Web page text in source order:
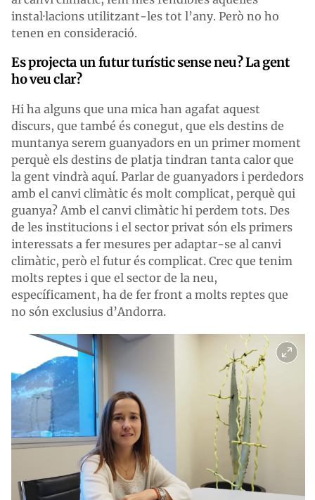
instal·lacions utilitzant-les tot l’any. Però no ho
tenen en consideració.
Es projecta un futur turístic sense neu? La gent
ho veu clar?
Hi ha alguns que una mica han agafat aquest
discurs, que també és conegut, que els destins de
muntanya serem guanyadors en un primer moment
perquè els destins de platja tindran tanta calor que
la gent vindrà aquí. Parlar de guanyadors i perdedors
amb el canvi climàtic és molt complicat, perquè qui
guanya? Amb el canvi climàtic hi perdem tots. Des
de les institucions i el sector privat són els primers
interessats a fer mesures per adaptar-se al canvi
climàtic, però el futur és complicat. Crec que tenim
molts reptes i que el sector de la neu,
específicament, ha de fer front a molts reptes que
no són exclusius d’Andorra.